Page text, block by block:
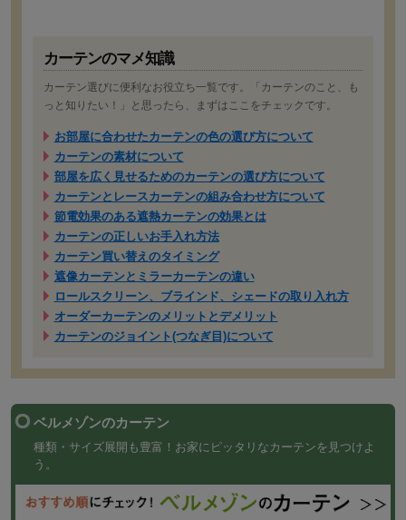
カーテンのマメ知識
カーテン選びに便利なお役立ち一覧です。「カーテンのこと、も
っと知りたい！」と思ったら、まずはここをチェックです。
お部屋に合わせたカーテンの色の選び方について
カーテンの素材について
部屋を広く見せるためのカーテンの選び方について
カーテンとレースカーテンの組み合わせ方について
節電効果のある遮熱カーテンの効果とは
カーテンの正しいお手入れ方法
カーテン買い替えのタイミング
遮像カーテンとミラーカーテンの違い
ロールスクリーン、ブラインド、シェードの取り入れ方
オーダーカーテンのメリットとデメリット
カーテンのジョイント(つなぎ目)について
ベルメゾンのカーテン
種類・サイズ展開も豊富！お家にピッタリなカーテンを見つけよ
う。